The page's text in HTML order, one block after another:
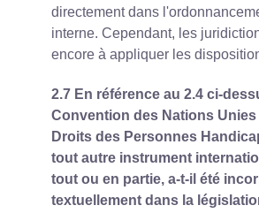
directement dans
interne. Cependant, les
encore à appliquer les
2.7 En référence au 2.4 ci-
Convention des Nations
Droits des Personnes
tout autre instrument
tout ou en partie, a-t-il été
textuellement dans la